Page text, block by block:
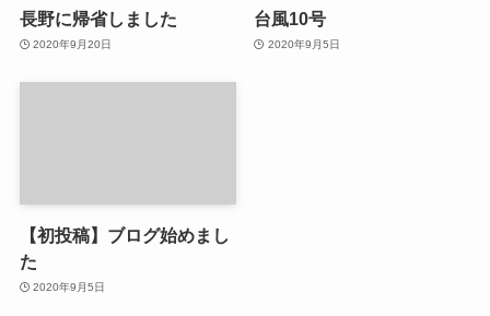
長野に帰省しました
2020年9月20日
台風10号
2020年9月5日
【初投稿】ブログ始めまし
た
2020年9月5日